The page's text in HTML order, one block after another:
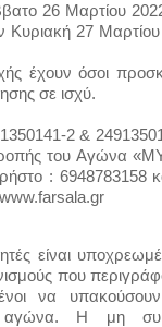
26 Μαρτίου 2022
Κυριακή 27
έχουν όσοι
σε ισχύ.
2 &
του Αγώνα
: 6948783158
είναι
που
να υπακούσουν
αγώνα. Η μη